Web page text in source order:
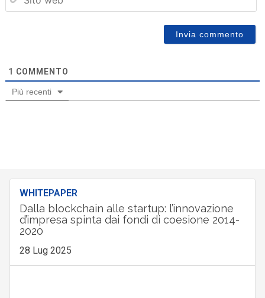
1 COMMENTO
Più recenti
WHITEPAPER
Dalla blockchain alle startup: l’innovazione
d’impresa spinta dai fondi di coesione 2014-
2020
28 Lug 2025